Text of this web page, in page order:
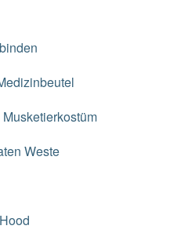
Musketierkostüm
Weste